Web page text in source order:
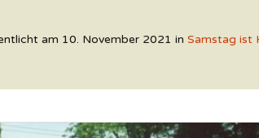
willkommen!
Termin
Mitschreiber
am 10. November 2021 in Samstag ist